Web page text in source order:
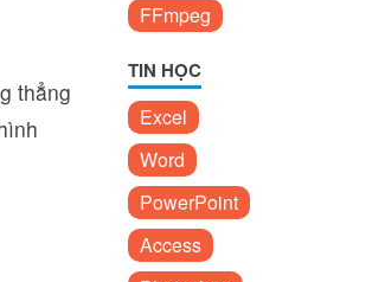
thẳng
FFmpeg
TIN HỌC
Excel
Word
PowerPoint
Access